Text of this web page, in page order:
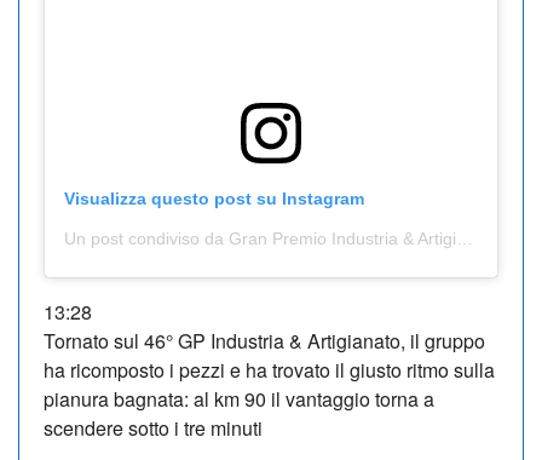
Visualizza questo post su Instagram
13:28
Tornato sul 46° GP Industria & Artigianato, il gruppo
ha ricomposto i pezzi e ha trovato il giusto ritmo sulla
pianura bagnata: al km 90 il vantaggio torna a
scendere sotto i tre minuti